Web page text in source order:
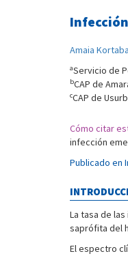
Amaia
aServicio de
bCAP de
cCAP de
Cómo citar
infección
Publicado en
La tasa de
saprófita del
El espectro